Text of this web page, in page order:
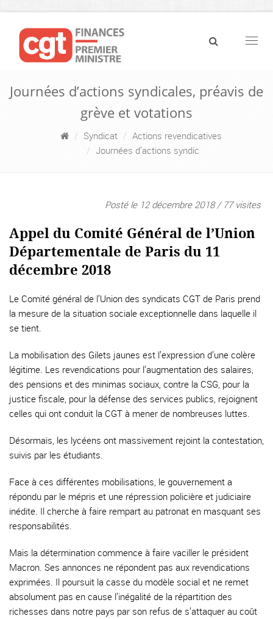
Journées d’actions syndicales, préavis de
grève et votations
Syndicat
Actions revendicatives
Journées d’actions syndic
Posté le 12 décembre 2018 / 77 visites
Appel du Comité Général de l’Union
Départementale de Paris du 11
décembre 2018
Le Comité général de l’Union des syndicats CGT de Paris prend
la mesure de la situation sociale exceptionnelle dans laquelle il
se tient.
La mobilisation des Gilets jaunes est l’expression d’une colère
légitime. Les revendications pour l’augmentation des salaires,
des pensions et des minimas sociaux, contre la CSG, pour la
justice fiscale, pour la défense des services publics, rejoignent
celles qui ont conduit la CGT à mener de nombreuses luttes.
Désormais, les lycéens ont massivement rejoint la contestation,
suivis par les étudiants.
Face à ces différentes mobilisations, le gouvernement a
répondu par le mépris et une répression policière et judiciaire
inédite. Il cherche à faire rempart au patronat en masquant ses
responsabilités.
Mais la détermination commence à faire vaciller le président
Macron. Ses annonces ne répondent pas aux revendications
exprimées. Il poursuit la casse du modèle social et ne remet
absolument pas en cause l’inégalité de la répartition des
richesses dans notre pays par son refus de s’attaquer au coût